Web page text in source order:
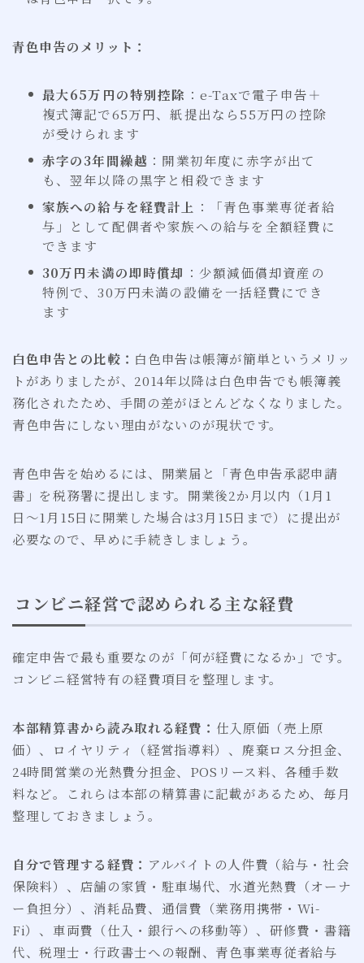
青色申告のメリット：
最大65万円の特別控除 ：e-Taxで電子申告＋
複式簿記で65万円、紙提出なら55万円の控除
が受けられます
赤字の3年間繰越 ：開業初年度に赤字が出て
も、翌年以降の黒字と相殺できます
家族への給与を経費計上 ：「青色事業専従者給
与」として配偶者や家族への給与を全額経費に
できます
30万円未満の即時償却 ：少額減価償却資産の
特例で、30万円未満の設備を一括経費にでき
ます
白色申告との比較： 白色申告は帳簿が簡単というメリッ
トがありましたが、2014年以降は白色申告でも帳簿義
務化されたため、手間の差がほとんどなくなりました。
青色申告にしない理由がないのが現状です。
青色申告を始めるには、開業届と「青色申告承認申請
書」を税務署に提出します。開業後2か月以内（1月1
日〜1月15日に開業した場合は3月15日まで）に提出が
必要なので、早めに手続きしましょう。
コンビニ経営で認められる主な経費
確定申告で最も重要なのが「何が経費になるか」です。
コンビニ経営特有の経費項目を整理します。
本部精算書から読み取れる経費： 仕入原価（売上原
価）、ロイヤリティ（経営指導料）、廃棄ロス分担金、
24時間営業の光熱費分担金、POSリース料、各種手数
料など。これらは本部の精算書に記載があるため、毎月
整理しておきましょう。
自分で管理する経費： アルバイトの人件費（給与・社会
保険料）、店舗の家賃・駐車場代、水道光熱費（オーナ
ー負担分）、消耗品費、通信費（業務用携帯・Wi-
Fi）、車両費（仕入・銀行への移動等）、研修費・書籍
代、税理士・行政書士への報酬、青色事業専従者給与